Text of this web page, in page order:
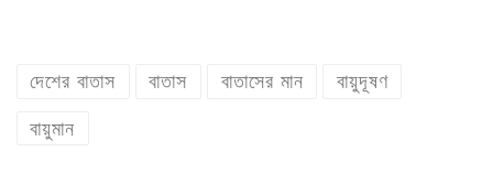
দেশের বাতাস বাতাস বাতাসের মান বায়ুদূষণ
বায়ুমান